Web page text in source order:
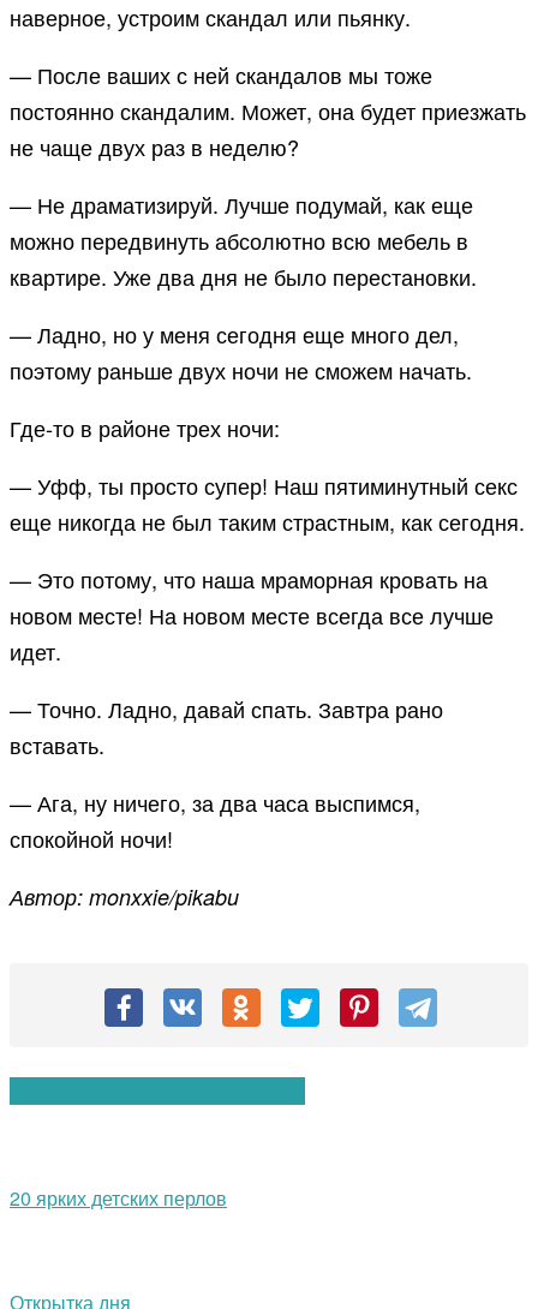
наверное, устроим скандал или пьянку.
— После ваших с ней скандалов мы тоже
постоянно скандалим. Может, она будет приезжать
не чаще двух раз в неделю?
— Не драматизируй. Лучше подумай, как еще
можно передвинуть абсолютно всю мебель в
квартире. Уже два дня не было перестановки.
— Ладно, но у меня сегодня еще много дел,
поэтому раньше двух ночи не сможем начать.
Где-то в районе трех ночи:
— Уфф, ты просто супер! Наш пятиминутный секс
еще никогда не был таким страстным, как сегодня.
— Это потому, что наша мраморная кровать на
новом месте! На новом месте всегда все лучше
идет.
— Точно. Ладно, давай спать. Завтра рано
вставать.
— Ага, ну ничего, за два часа выспимся,
спокойной ночи!
Автор: monxxie/pikabu
20 ярких детских перлов
Открытка дня